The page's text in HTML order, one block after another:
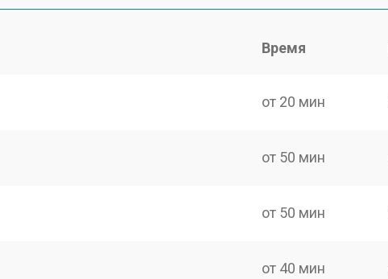
Время
от 20 мин
от 50 мин
от 50 мин
от 40 мин